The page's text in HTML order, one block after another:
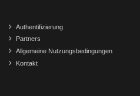
Authentifizierung
Partners
Allgemeine Nutzungsbedingungen
Kontakt